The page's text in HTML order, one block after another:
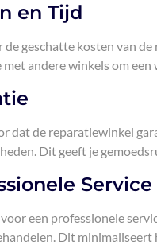
en Tijd
de geschatte kosten van
andere winkels om
dat de reparatiewinkel
Dit geeft je
Service
een professionele
Dit minimaliseert